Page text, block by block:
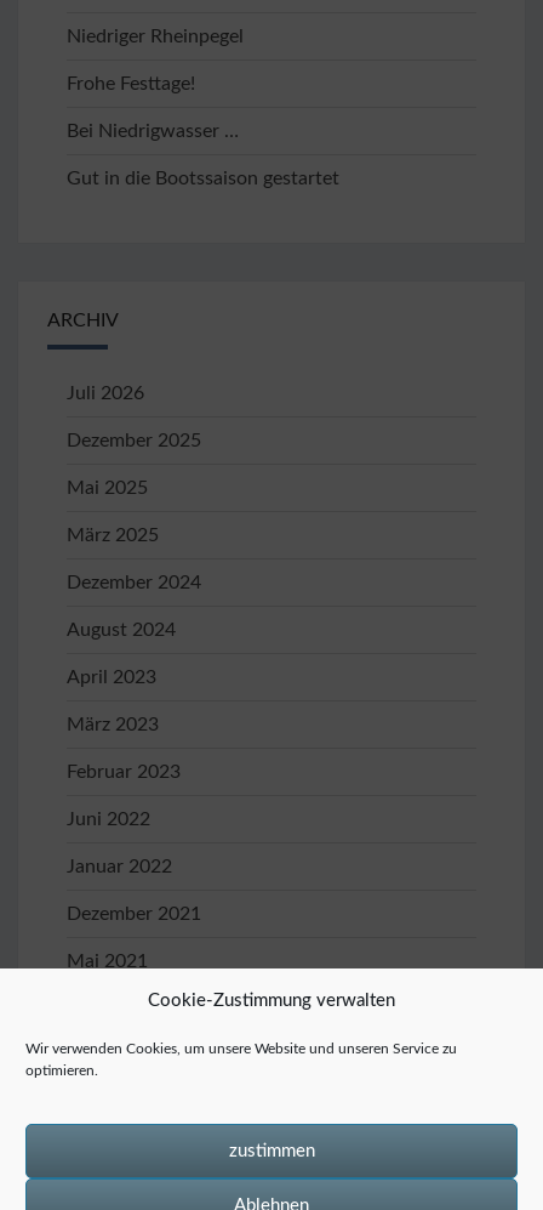
Cookie-Zustimmung verwalten
Wir verwenden Cookies, um unsere Website und unseren Service zu
optimieren.
zustimmen
Ablehnen
Niedriger Rheinpegel
Frohe Festtage!
Bei Niedrigwasser …
Gut in die Bootssaison gestartet
ARCHIV
Juli 2026
Dezember 2025
Mai 2025
März 2025
Dezember 2024
August 2024
April 2023
März 2023
Februar 2023
Juni 2022
Januar 2022
Dezember 2021
Mai 2021
April 2021
Januar 2020